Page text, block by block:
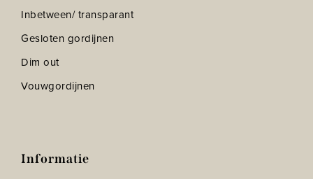
Inbetween/ transparant
Gesloten gordijnen
Dim out
Vouwgordijnen
Informatie